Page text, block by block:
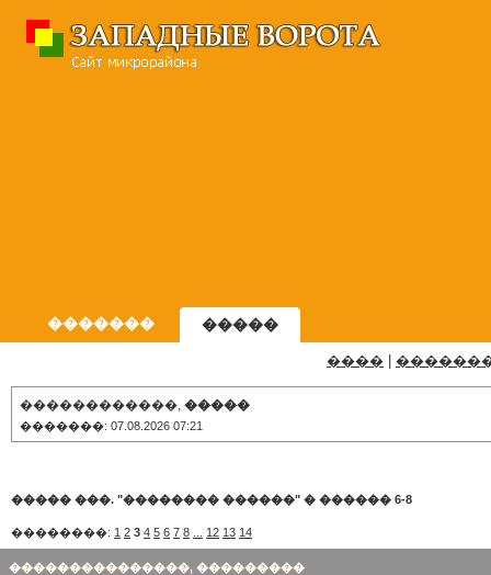
������� �����
����
������������, �����
�������: 07.08.2026 07:21
����� ���. "�������� ������" � ������ 6-8
��������: 1 2 3 4 5 6 7 8 12 13 14
���������������, ���������